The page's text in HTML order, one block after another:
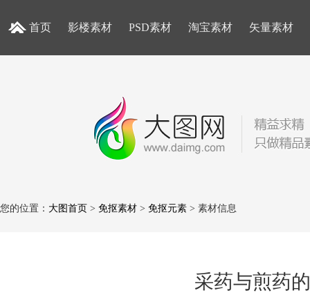
首页 影楼素材 PSD素材 淘宝素材 矢量素材
您的位置： 大图首页 > 免抠素材 > 免抠元素 > 素材信息
采药与煎药